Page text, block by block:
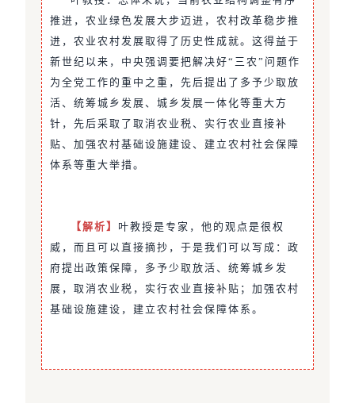
推进，农业绿色发展大步迈进，农村改革稳步推
进，农业农村发展取得了历史性成就。这得益于
新世纪以来，中央强调要把解决好“三农”问题作
为全党工作的重中之重，先后提出了多予少取放
活、统筹城乡发展、城乡发展一体化等重大方
针，先后采取了取消农业税、实行农业直接补
贴、加强农村基础设施建设、建立农村社会保障
体系等重大举措。
【解析】 叶教授是专家，他的观点是很权
威，而且可以直接摘抄，于是我们可以写成：政
府提出政策保障，多予少取放活、统筹城乡发
展，取消农业税，实行农业直接补贴；加强农村
基础设施建设，建立农村社会保障体系。